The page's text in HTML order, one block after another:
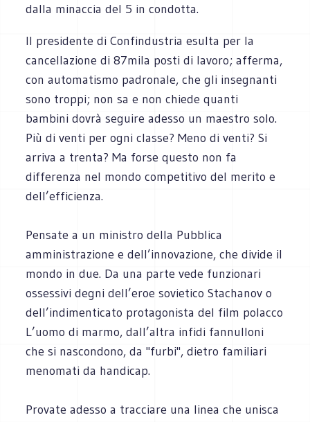
dalla minaccia del 5 in condotta.
Il presidente di Confindustria esulta per la
cancellazione di 87mila posti di lavoro; afferma,
con automatismo padronale, che gli insegnanti
sono troppi; non sa e non chiede quanti
bambini dovrà seguire adesso un maestro solo.
Più di venti per ogni classe? Meno di venti? Si
arriva a trenta? Ma forse questo non fa
differenza nel mondo competitivo del merito e
dell’efficienza.
Pensate a un ministro della Pubblica
amministrazione e dell’innovazione, che divide il
mondo in due. Da una parte vede funzionari
ossessivi degni dell’eroe sovietico Stachanov o
dell’indimenticato protagonista del film polacco
L’uomo di marmo, dall’altra infidi fannulloni
che si nascondono, da "furbi", dietro familiari
menomati da handicap.
Provate adesso a tracciare una linea che unisca